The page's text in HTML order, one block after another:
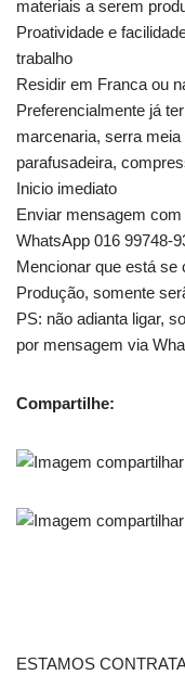
materiais a serem
Proatividade e
trabalho
Residir em Franca ou
Preferencialmente já
marcenaria, serra
parafusadeira,
Inicio imediato
Enviar mensagem
WhatsApp 016 99748-
Mencionar que está se
Produção, somente
PS: não adianta ligar,
por mensagem via
Compartilhe:
ESTAMOS